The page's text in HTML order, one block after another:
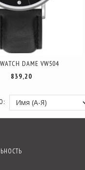
DAME VW504
839,20